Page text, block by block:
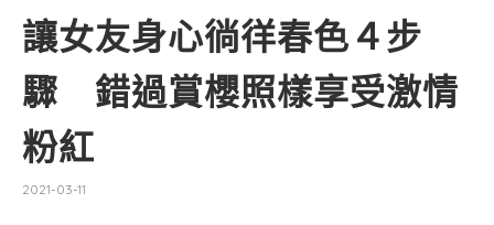
讓女友身心徜徉春色４步
驟 錯過賞櫻照樣享受激情
粉紅
2021-03-11